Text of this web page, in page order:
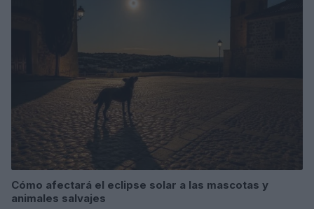
Cómo afectará el eclipse solar a las mascotas y
animales salvajes